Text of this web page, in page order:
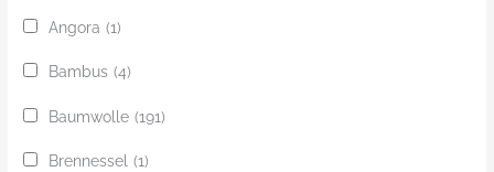
Angora (1)
Bambus (4)
Baumwolle (191)
Brennessel (1)